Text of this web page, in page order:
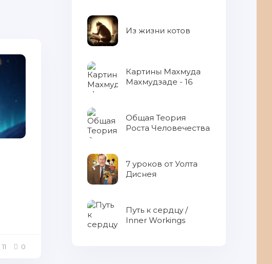
11 0
Из жизни котов
Картины Махмуда
Махмудзаде - 16
Общая Теория
Роста Человечества
7 уроков от Уолта
Диснея
Путь к сердцу /
Inner Workings